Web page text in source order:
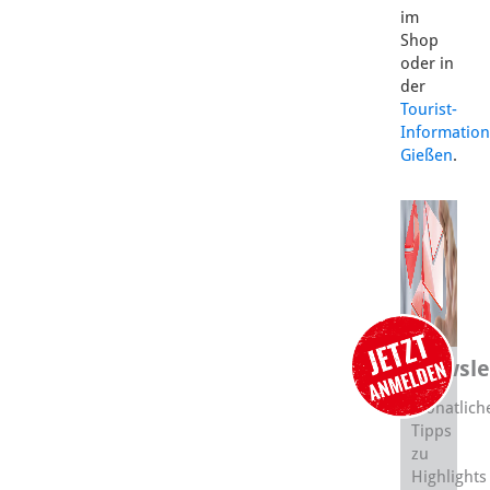
im
Shop
oder in
der
Tourist-
Information
Gießen.
Tipps
zu
Highlights